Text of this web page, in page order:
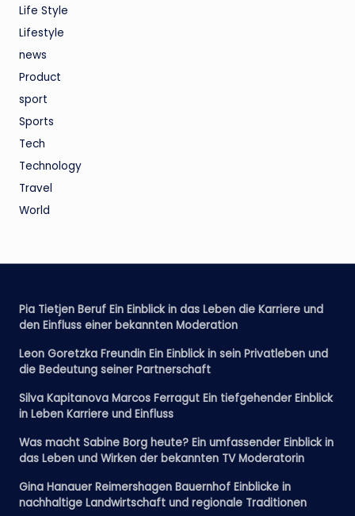
Life Style
Lifestyle
news
Product
sport
Sports
Tech
Technology
Travel
World
Pia Tietjen Beruf Ein Einblick in das Leben die Karriere und
den Einfluss einer bekannten Moderation
Leon Goretzka Freundin Ein Einblick in sein Privatleben und
die Bedeutung seiner Partnerschaft
Silva Kapitanova Marcos Ferragut Ein tiefgehender Einblick
in Leben Karriere und Einfluss
Was macht Sabine Borg heute? Ein umfassender Einblick in
das Leben und Wirken der bekannten TV Moderatorin
Gina Hanauer Reimershagen Bauernhof Einblicke in
nachhaltige Landwirtschaft und regionale Traditionen